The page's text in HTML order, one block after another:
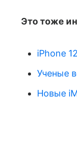
Это тоже
iPhone
Ученые
Новые